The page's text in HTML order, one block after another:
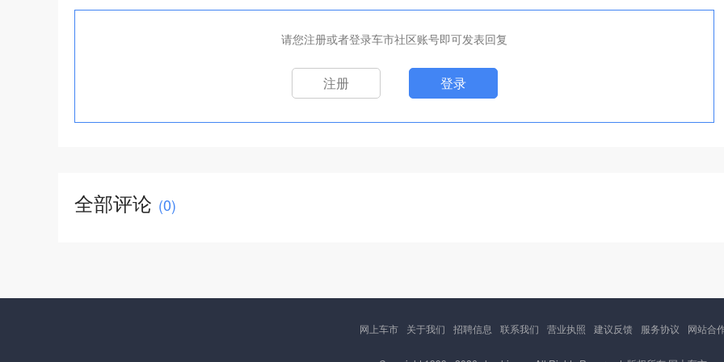
请您注册或者登录车市社区账号即可发表回复
注册 登录
全部评论 (0)
网上车市 关于我们 招聘信息 联系我们 营业执照 建议反馈 服务协议 网站合